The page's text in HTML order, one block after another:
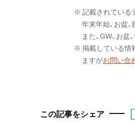
※ 記載されている
年末年始、お盆
また、GW、お
※ 掲載している情
ますがお問い合
この記事をシェア